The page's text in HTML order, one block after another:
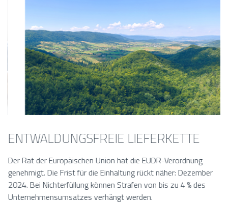
ENTWALDUNGSFREIE LIEFERKETTE
Der Rat der Europäischen Union hat die EUDR-Verordnung
genehmigt. Die Frist für die Einhaltung rückt näher: Dezember
2024. Bei Nichterfüllung können Strafen von bis zu 4 % des
Unternehmensumsatzes verhängt werden.